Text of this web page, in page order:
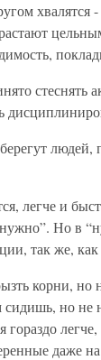
хвалятся
стеснять
легче и
Но в
так же,
корни,
сидишь, но не
гораздо
даже